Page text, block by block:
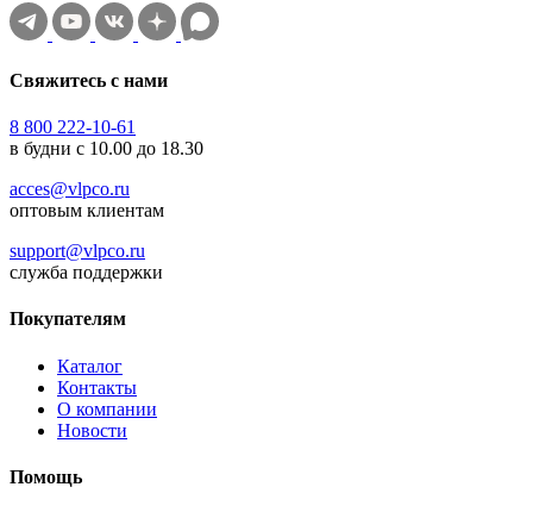
Свяжитесь с нами
8 800 222-10-61
в будни с 10.00 до 18.30
acces@vlpco.ru
оптовым клиентам
support@vlpco.ru
служба поддержки
Покупателям
Каталог
Контакты
О компании
Новости
Помощь